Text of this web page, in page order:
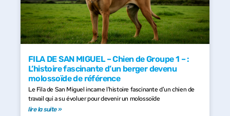
FILA DE SAN MIGUEL – Chien de Groupe 1 – :
L’histoire fascinante d’un berger devenu
molossoïde de référence
Le Fila de San Miguel incarne l'histoire fascinante d'un chien de
travail qui a su évoluer pour devenir un molossoïde
lire la suite »